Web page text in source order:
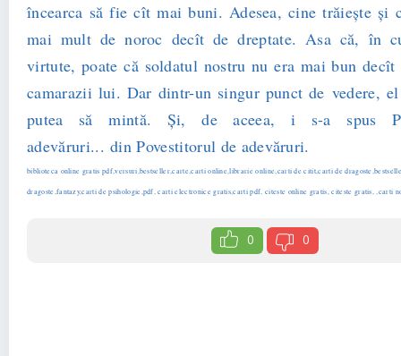
încearca să fie cît mai buni. Adesea, cine trăiește și
mai mult de noroc decît de dreptate. Asa că, în
virtute, poate că soldatul nostru nu era mai bun
camarazii lui. Dar dintr-un singur punct de vedere,
putea să mintă. Și, de aceea, i s-a spus
adevăruri... din Povestitorul de adevăruri.
biblioteca online gratis pdf,versuri,bestseller,carte,carti online,librarie online,carti de citit,carti de
dragoste,fantazy,carti de psihologie,pdf, carti electronice gratis,carti pdf, citeste online gratis, citeste gratis, ,carti
0 0